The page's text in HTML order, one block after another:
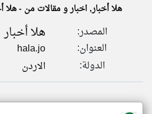
اخبار
هلا أخبار, اخبار و مقالات من - هلا
المصدر: هلا أخبار
العنوان:
hala.jo
الدولة:
الاردن